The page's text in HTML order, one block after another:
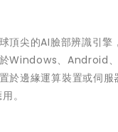
尖的AI臉部辨識引
Windows、Android
邊緣運算裝置或伺
。